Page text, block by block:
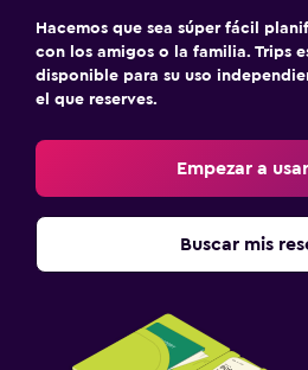
Hacemos que sea súper fácil
con los amigos o la familia. Trips
disponible para su uso
el que reserves.
Empezar a
Buscar mis